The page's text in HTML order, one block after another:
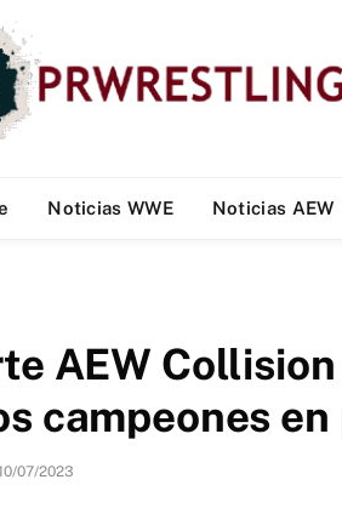
Noticias WWE Noticias AEW
AEW
campeones
07/2023